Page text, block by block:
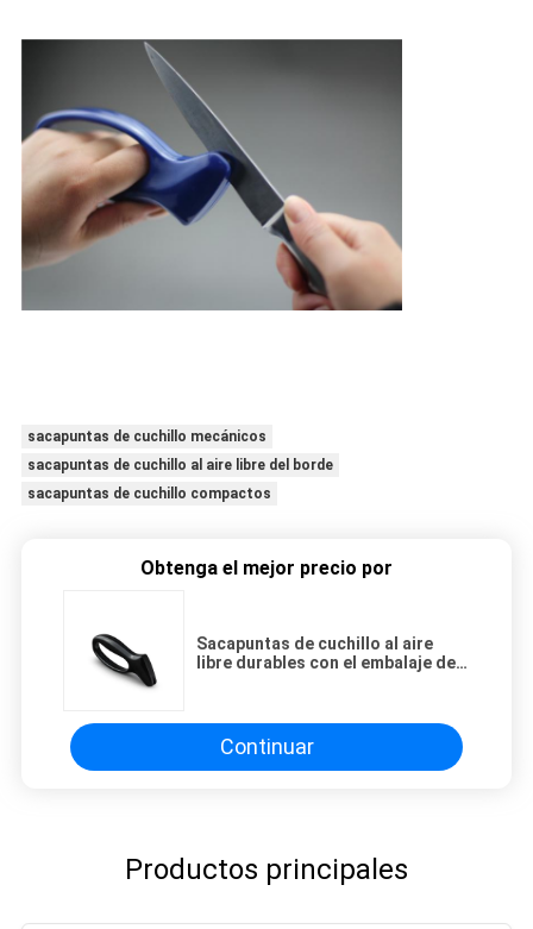
sacapuntas de cuchillo mecánicos
sacapuntas de cuchillo al aire libre del borde
sacapuntas de cuchillo compactos
Obtenga el mejor precio por
Sacapuntas de cuchillo al aire
libre durables con el embalaje de
Continuar
Productos principales